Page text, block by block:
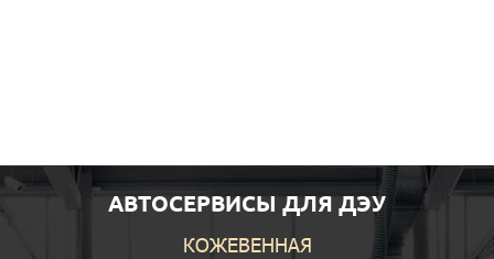
АВТОСЕРВИСЫ ДЛЯ ДЭУ
КОЖЕВЕННАЯ